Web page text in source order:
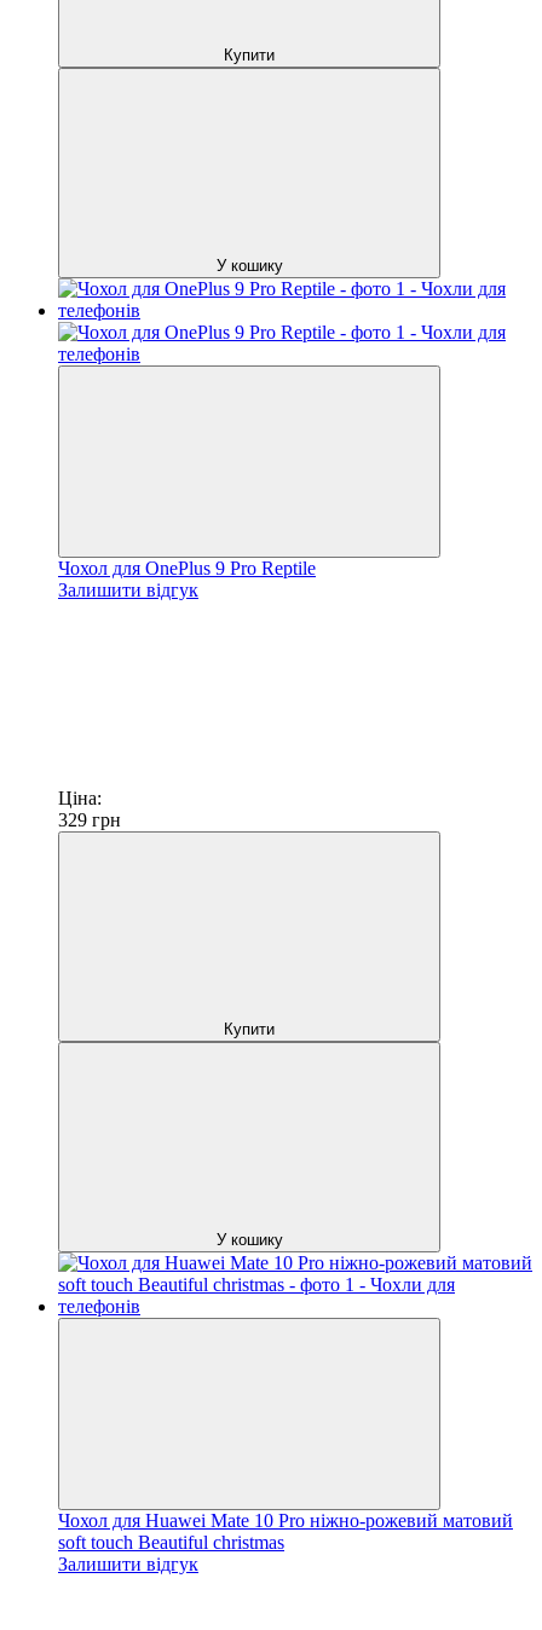
Купити
У кошику
Чохол для OnePlus 9 Pro Reptile
Залишити відгук
Ціна:
329 грн
Купити
У кошику
Чохол для Huawei Mate 10 Pro ніжно-рожевий матовий
soft touch Beautiful christmas
Залишити відгук